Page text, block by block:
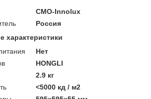
CMO-Innolux
Россия
характеристики
Нет
HONGLI
2.9 кг
<5000 кд / м2